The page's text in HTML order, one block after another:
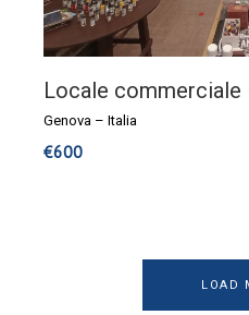
Locale commerciale
Genova – Italia
€600
LOAD